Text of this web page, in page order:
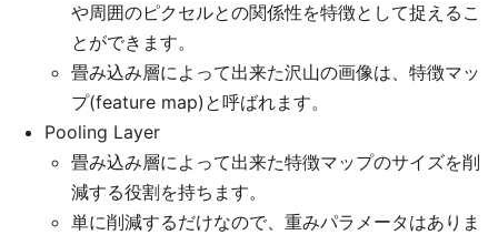
や周囲のピクセルとの関係性を特徴として捉えるこ
とができます。
畳み込み層によって出来た沢山の画像は、特徴マッ
プ(feature map)と呼ばれます。
Pooling Layer
畳み込み層によって出来た特徴マップのサイズを削
減する役割を持ちます。
単に削減するだけなので、重みパラメータはありま